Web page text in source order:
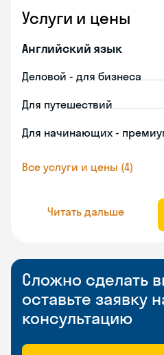
Услуги и цены
Английский язык
Деловой - для бизнеса
Для путешествий
Для начинающих -
Все услуги и цены (4)
Читать дальше
Сложно сделать
оставьте заявку
консультацию